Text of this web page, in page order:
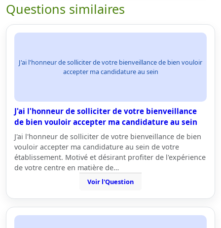
Questions similaires
J'ai l'honneur de solliciter de votre bienveillance de bien vouloir
accepter ma candidature au sein
J'ai l'honneur de solliciter de votre bienveillance
de bien vouloir accepter ma candidature au sein
J'ai l'honneur de solliciter de votre bienveillance de bien
vouloir accepter ma candidature au sein de votre
établissement. Motivé et désirant profiter de l'expérience
de votre centre en matière de…
Voir l'Question